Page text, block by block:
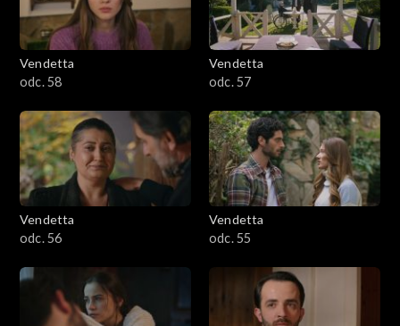
Vendetta
odc. 58
Vendetta
odc. 57
Vendetta
odc. 56
Vendetta
odc. 55